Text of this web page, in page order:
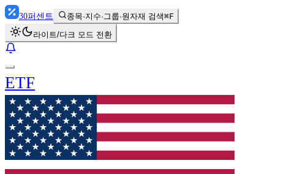
30퍼센트 종목·지수·그룹·원자재 검색⌘F
라이트/다크 모드 전환
ETF